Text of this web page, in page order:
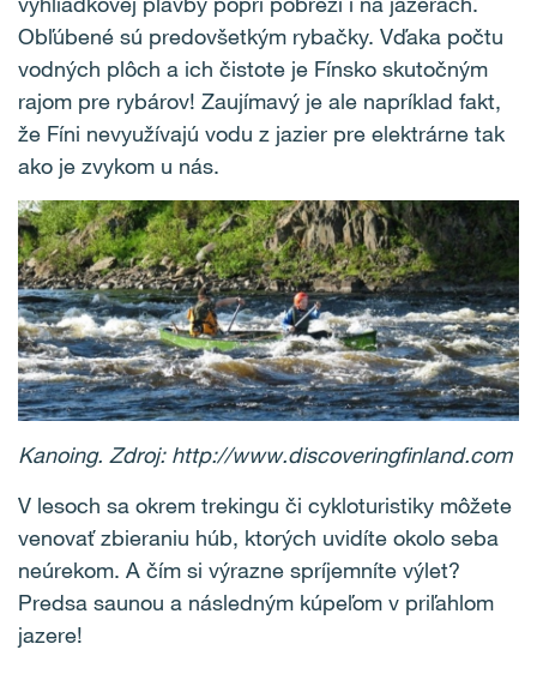
Obľúbené sú predovšetkým rybačky. Vďaka počtu
vodných plôch a ich čistote je Fínsko skutočným
rajom pre rybárov! Zaujímavý je ale napríklad fakt,
že Fíni nevyužívajú vodu z jazier pre elektrárne tak
ako je zvykom u nás.
Kanoing. Zdroj: http://www.discoveringfinland.com
V lesoch sa okrem trekingu či cykloturistiky môžete
venovať zbieraniu húb, ktorých uvidíte okolo seba
neúrekom. A čím si výrazne spríjemníte výlet?
Predsa saunou a následným kúpeľom v priľahlom
jazere!